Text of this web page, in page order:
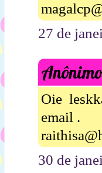
27 de
Oie
email .
30 de